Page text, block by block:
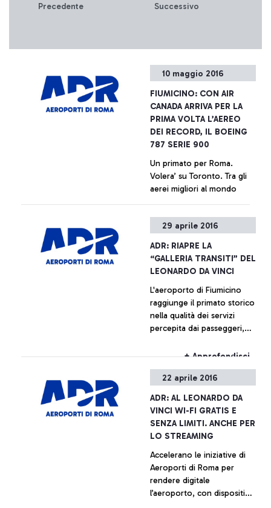
Precedente Successivo
10 maggio 2016
FIUMICINO: CON AIR
CANADA ARRIVA PER LA
PRIMA VOLTA L’AEREO
DEI RECORD, IL BOEING
787 SERIE 900
Un primato per Roma.
Volera’ su Toronto. Tra gli
aerei migliori al mondo
+ Approfondisci
29 aprile 2016
ADR: RIAPRE LA
“GALLERIA TRANSITI” DEL
LEONARDO DA VINCI
L'aeroporto di Fiumicino
raggiunge il primato storico
nella qualità dei servizi
percepita dai passeggeri,
internazionali ACI
+ Approfondisci
22 aprile 2016
ADR: AL LEONARDO DA
VINCI WI-FI GRATIS E
SENZA LIMITI. ANCHE PER
LO STREAMING
Accelerano le iniziative di
Aeroporti di Roma per
rendere digitale
l’aeroporto, con dispositivi